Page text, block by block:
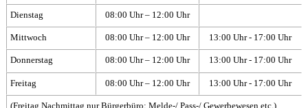
Dienstag 08:00 Uhr – 12:00 Uhr
Mittwoch 08:00 Uhr – 12:00 Uhr 13:00 Uhr - 17:00 Uhr
Donnerstag 08:00 Uhr – 12:00 Uhr 13:00 Uhr - 17:00 Uhr
Freitag 08:00 Uhr – 12:00 Uhr 13:00 Uhr - 17:00 Uhr